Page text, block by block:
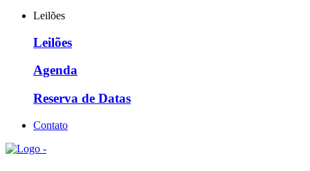
Leilões
Leilões
Agenda
Reserva de Datas
Contato